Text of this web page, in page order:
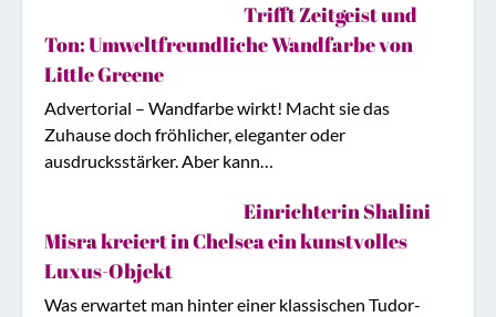
Trifft Zeitgeist und
Ton: Umweltfreundliche Wandfarbe von
Little Greene
Advertorial – Wandfarbe wirkt! Macht sie das
Zuhause doch fröhlicher, eleganter oder
ausdrucksstärker. Aber kann…
Einrichterin Shalini
Misra kreiert in Chelsea ein kunstvolles
Luxus-Objekt
Was erwartet man hinter einer klassischen Tudor-